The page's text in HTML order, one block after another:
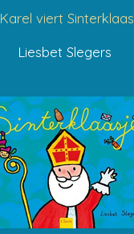
Karel viert Sinterklaas
Liesbet Slegers